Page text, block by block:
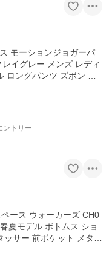
モーションジョガーパ
イグレー メンズ レディ
ロングパンツ ズボン ス
ントリー
ース ウォーカーズ CH0
夏モデル ボトムス ショ
サー 前ポケット メタリ